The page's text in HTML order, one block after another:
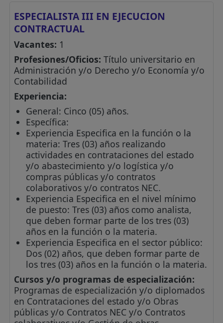
ESPECIALISTA III EN EJECUCION
CONTRACTUAL
Vacantes: 1
Profesiones/Oficios: Título universitario en
Administración y/o Derecho y/o Economía y/o
Contabilidad
Experiencia:
General: Cinco (05) años.
Específica:
Experiencia Especifica en la función o la
materia: Tres (03) años realizando
actividades en contrataciones del estado
y/o abastecimiento y/o logística y/o
compras públicas y/o contratos
colaborativos y/o contratos NEC.
Experiencia Especifica en el nivel mínimo
de puesto: Tres (03) años como analista,
que deben formar parte de los tres (03)
años en la función o la materia.
Experiencia Especifica en el sector público:
Dos (02) años, que deben formar parte de
los tres (03) años en la función o la materia.
Cursos y/o programas de especialización:
Programas de especialización y/o diplomados
en Contrataciones del estado y/o Obras
públicas y/o Contratos NEC y/o Contratos